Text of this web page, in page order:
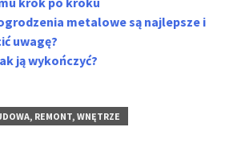
metalowe są najlepsze i
uwagę?
ją wykończyć?
REMONT, WNĘTRZE